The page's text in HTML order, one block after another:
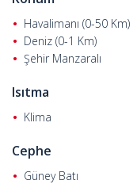
Havalimanı (0-50 Km)
Deniz (0-1 Km)
Şehir Manzaralı
Isıtma
Klima
Cephe
Güney Batı